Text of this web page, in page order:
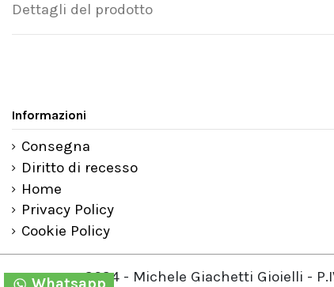
Dettagli del prodotto
Informazioni
Consegna
Diritto di recesso
Home
Privacy Policy
Cookie Policy
2024 - Michele Giachetti Gioielli -